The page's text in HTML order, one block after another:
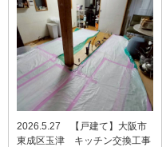
2026.5.27 【戸建て】大阪市
東成区玉津 キッチン交換工事